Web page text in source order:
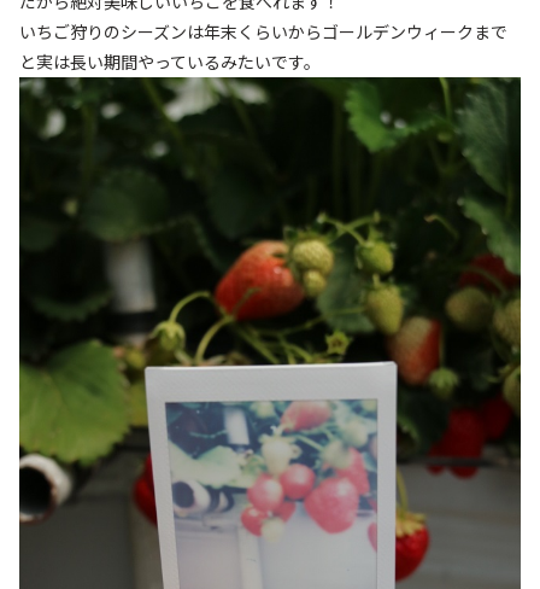
いちご狩りのシーズンは年末くらいからゴールデンウィークまで
と実は長い期間やっているみたいです。